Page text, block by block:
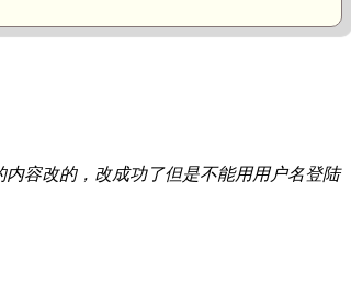
容改的，改成功了但是不能用用户名登陆